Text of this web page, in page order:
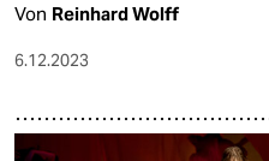
Von Reinhard Wolff
6.12.2023